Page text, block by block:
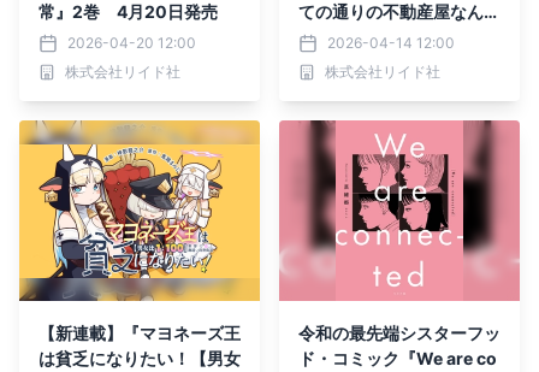
常』2巻 4月20日発売
2026-04-20 12:00
株式会社リイド社
ての通りの不動産屋なんで
すが…』1巻4月15日発売
2026-04-14 12:00
株式会社リイド社
【新連載】『マヨネーズ王
は貧乏になりたい！【男女
令和の最先端シスターフッ
ド・コミック『We are co